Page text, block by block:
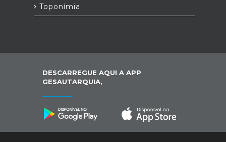
Toponímia
DESCARREGUE AQUI A APP
GESAUTARQUIA,